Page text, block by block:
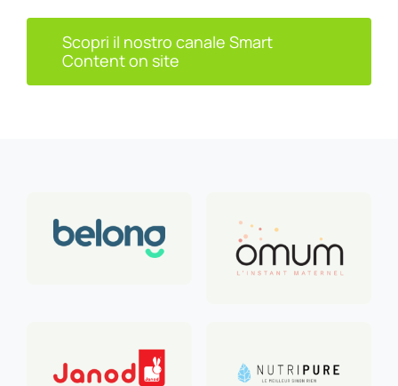
Scopri il nostro canale Smart
Content on site